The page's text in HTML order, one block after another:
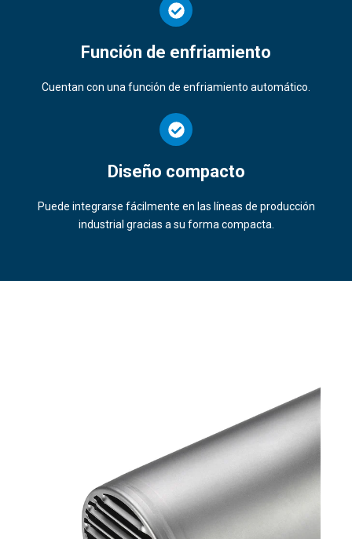
Función de enfriamiento
Cuentan con una función de enfriamiento automático.
Diseño compacto
Puede integrarse fácilmente en las líneas de producción
industrial gracias a su forma compacta.